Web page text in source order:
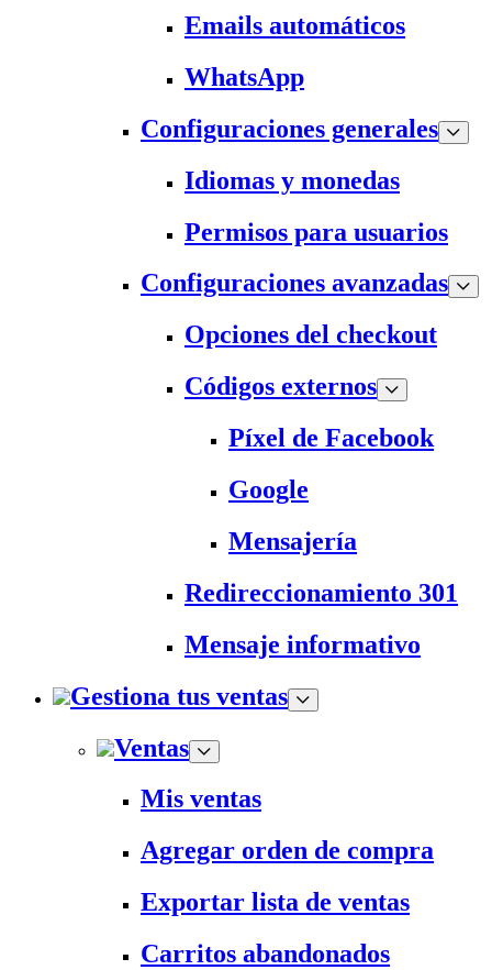
Emails automáticos
WhatsApp
Configuraciones generales
Idiomas y monedas
Permisos para usuarios
Configuraciones avanzadas
Opciones del checkout
Códigos externos
Píxel de Facebook
Google
Mensajería
Redireccionamiento 301
Mensaje informativo
Gestiona tus ventas
Ventas
Mis ventas
Agregar orden de compra
Exportar lista de ventas
Carritos abandonados